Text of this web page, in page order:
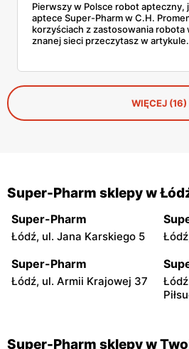
Pierwszy w Polsce robot
aptece Super-Pharm w C.H.
korzyściach z zastosowania robota
znanej sieci przeczytasz w artykule.
WIĘCEJ (16)
Super-Pharm sklepy w
Super-Pharm
Łódź, ul. Jana Karskiego 5
Super-Pharm
Łódź, ul. Armii Krajowej 37
Super-Pharm sklepy w